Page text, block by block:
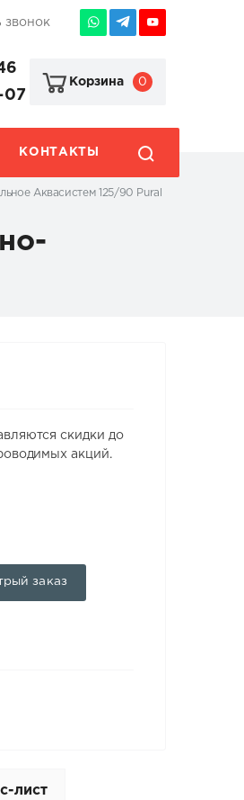
звонок
07
Корзина 0
КОНТАКТЫ
Аквасистем 125/90 Pural
скидки до
акций.
заказ
лист